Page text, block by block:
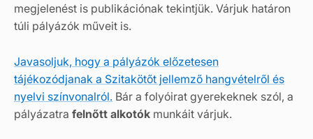
megjelenést is publikációnak tekintjük. Várjuk határon
túli pályázók műveit is.
Javasoljuk, hogy a pályázók előzetesen
tájékozódjanak a Szitakötőt jellemző hangvételről és
nyelvi színvonalról. Bár a folyóirat gyerekeknek szól, a
pályázatra felnőtt alkotók munkáit várjuk.